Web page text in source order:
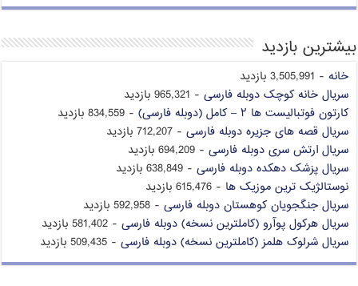
بیشترین بازدید
خانه - 3,505,991 بازدید
سریال خانه کوچک دوبله فارسی - 965,321 بازدید
کارتون فوتبالیست ها ۲ – کامل (دوبله فارسی)
- 834,559 بازدید
سریال قصه های جزیره دوبله فارسی - 712,207 بازدید
سریال ارتش سری دوبله فارسی - 694,209 بازدید
سریال پزشک دهکده دوبله فارسی - 638,849 بازدید
نوستالژیک ترین موزیک ها - 615,476 بازدید
سریال جنگجویان کوهستان دوبله فارسی - 592,958 بازدید
سریال هرکول پوآرو (کاملترین نسخه) دوبله فارسی - 581,402 بازدید
سریال شرلوک هلمز (کاملترین نسخه) دوبله فارسی - 509,435 بازدید